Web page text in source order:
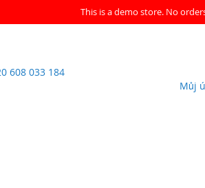
This is a demo store. No
608 033 184
Můj